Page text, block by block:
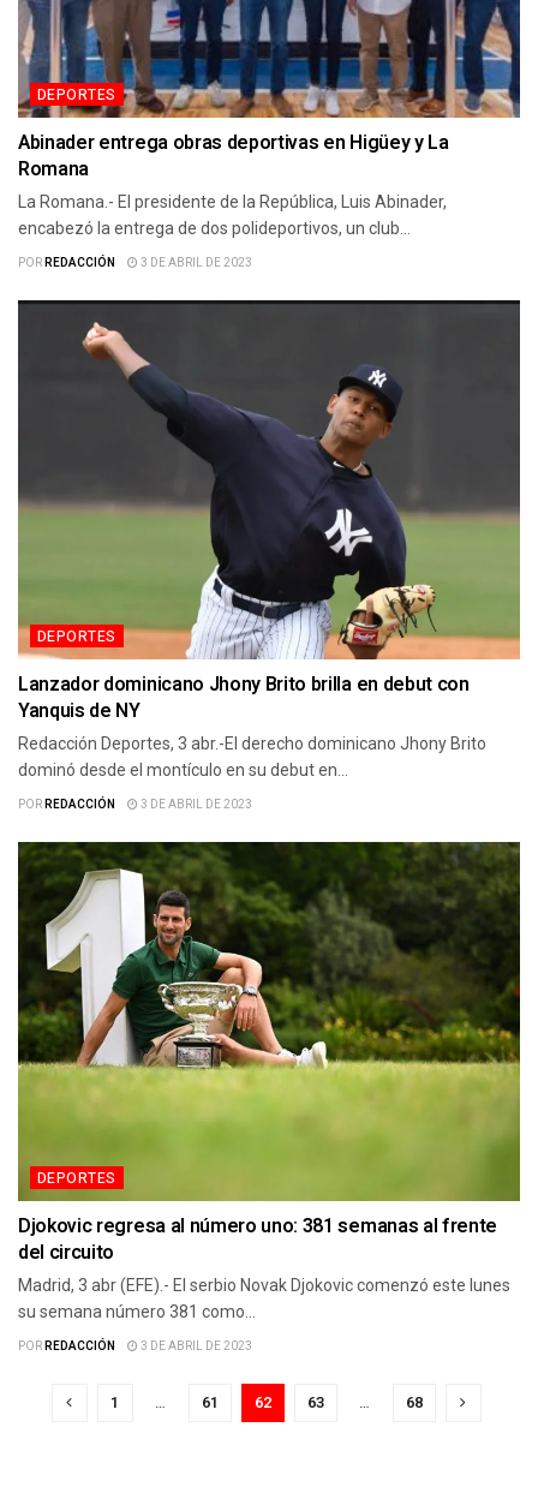
DEPORTES
Abinader entrega obras deportivas en Higüey y La
Romana
La Romana.- El presidente de la República, Luis Abinader,
encabezó la entrega de dos polideportivos, un club...
PORREDACCIÓN 3 DE ABRIL DE 2023
DEPORTES
Lanzador dominicano Jhony Brito brilla en debut con
Yanquis de NY
Redacción Deportes, 3 abr.-El derecho dominicano Jhony Brito
dominó desde el montículo en su debut en...
PORREDACCIÓN 3 DE ABRIL DE 2023
DEPORTES
Djokovic regresa al número uno: 381 semanas al frente
del circuito
Madrid, 3 abr (EFE).- El serbio Novak Djokovic comenzó este lunes
su semana número 381 como...
PORREDACCIÓN 3 DE ABRIL DE 2023
1 … 61 62 63 … 68